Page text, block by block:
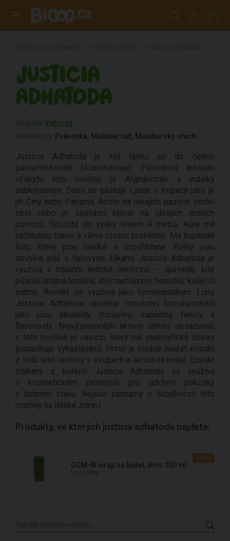
JUSTICIA
ADHATODA
Výborné
Právenka, Malabar nut, Malabarský ořech
Justicia Adhatoda je keř řadící se do čeledi
paznehtníkovité (Acanthaceae). Původním areálem
výskytu této rostliny je Afghánistán a indický
subkontinent. Dnes se pěstuje i jinde v tropech jako je
jih Číny nebo Panama. Roste na okrajích pastvin, podél
cest nebo je součástí křovin na okrajích lesních
porostů. Dorůstá do výšky kolem 4 metrů. Kůra má
nažloutlou barvu a větve rostou protilehle. Má kopinaté
listy, které jsou hladké a uspořádané. Květy jsou
obvykle bílé s fialovými žilkami. Justicia Adhatoda je
využívá v tradiční indické medicíně – ájurvédě, kde
působí antibakteriálně, léčí nachlazení, horečku, kašel či
astma. Rovněž se využívá jako homeopatikum. Listy
Justicia Adhatoda obsahují množství fotochemikálií
jako jsou alkaloidy, třísloviny, saponiny, fenoly a
flavonoidy. Nejvýznamnější aktivní látkou obsaženou
v této rostlině je vasicin, který má mukolytické účinky
(usnadňuje vykašlávání). Proto je možné nalézt extrakt
z listů této rostliny v sirupech a lécích na kašel. Extrakt
získaný z kořenů Justicia Adhatoda se využívá
v kosmetickém průmyslu pro udržení pokožky
v dobrém stavu. Nejsou záznamy o škodlivosti této
rostliny na lidské zdraví.
Produkty, ve kterých justicia adhatoda najdete:
GCM-N sirup na kašel, Imis 100 ml
detail